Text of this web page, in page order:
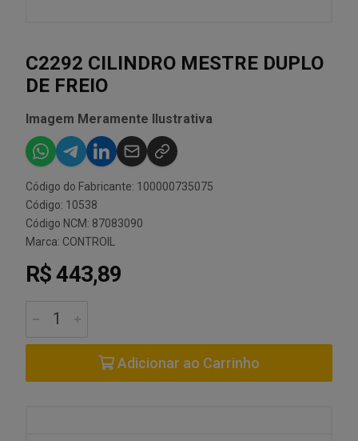
C2292 CILINDRO MESTRE DUPLO
DE FREIO
Imagem Meramente Ilustrativa
Código do Fabricante: 100000735075
Código: 10538
Código NCM: 87083090
Marca: CONTROIL
R$ 443,89
Adicionar ao Carrinho